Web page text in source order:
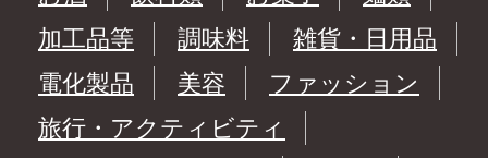
加工品等
調味料
雑貨・日用品
電化製品
美容
ファッション
旅行・アクティビティ